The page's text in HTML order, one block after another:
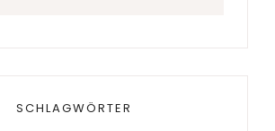
SCHLAGWÖRTER